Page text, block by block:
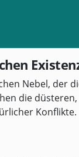
Nebel, der
die
Konflikte.